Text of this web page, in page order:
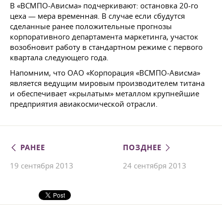
В «ВСМПО-Ависма» подчеркивают: остановка 20-го
цеха — мера временная. В случае если сбудутся
сделанные ранее положительные прогнозы
корпоративного департамента маркетинга, участок
возобновит работу в стандартном режиме с первого
квартала следующего года.
Напомним, что ОАО «Корпорация «ВСМПО-Ависма»
является ведущим мировым производителем титана
и обеспечивает «крылатым» металлом крупнейшие
предприятия авиакосмической отрасли.
РАНЕЕ
19 сентября 2013
ПОЗДНЕЕ
24 сентября 2013